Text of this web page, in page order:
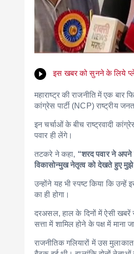
इस खबर को सुनने के लिये प्ले
महाराष्ट्र की राजनीति में एक बार
कांग्रेस पार्टी (NCP) राष्ट्रीय
इन चर्चाओं के बीच राष्ट्रवादी
पवार ही लेंगे।
तटकरे ने कहा, “शरद पवार ने
विकासोन्मुख नेतृत्व को देखते हुए मुझे
उन्होंने यह भी स्पष्ट किया कि उन्हें
का ही होगा।
दरअसल, हाल के दिनों में ऐसी खबरें
सत्ता में शामिल होने के पक्ष में माना
राजनीतिक गलियारों में उस